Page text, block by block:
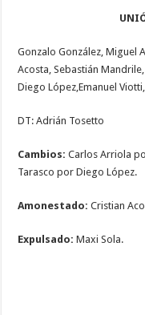
Gonzalo González, Miguel
Acosta, Sebastián
Diego López,Emanuel
DT: Adrián Tosetto
Cambios:Carlos Arriola
Tarasco por Diego López.
Amonestado: Cristian
Expulsado: Maxi Sola.